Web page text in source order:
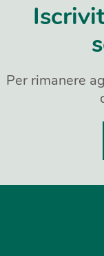
Per rimanere